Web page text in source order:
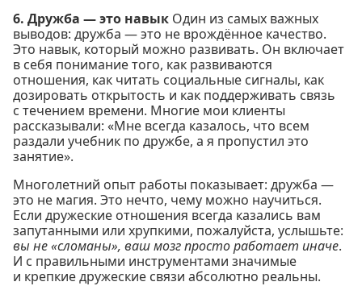
6. Дружба — это навык Один из самых важных
выводов: дружба — это не врождённое качество.
Это навык, который можно развивать. Он включает
в себя понимание того, как развиваются
отношения, как читать социальные сигналы, как
дозировать открытость и как поддерживать связь
с течением времени. Многие мои клиенты
рассказывали: «Мне всегда казалось, что всем
раздали учебник по дружбе, а я пропустил это
занятие».
Многолетний опыт работы показывает: дружба —
это не магия. Это нечто, чему можно научиться.
Если дружеские отношения всегда казались вам
запутанными или хрупкими, пожалуйста, услышьте:
вы не «сломаны», ваш мозг просто работает иначе.
И с правильными инструментами значимые
и крепкие дружеские связи абсолютно реальны.